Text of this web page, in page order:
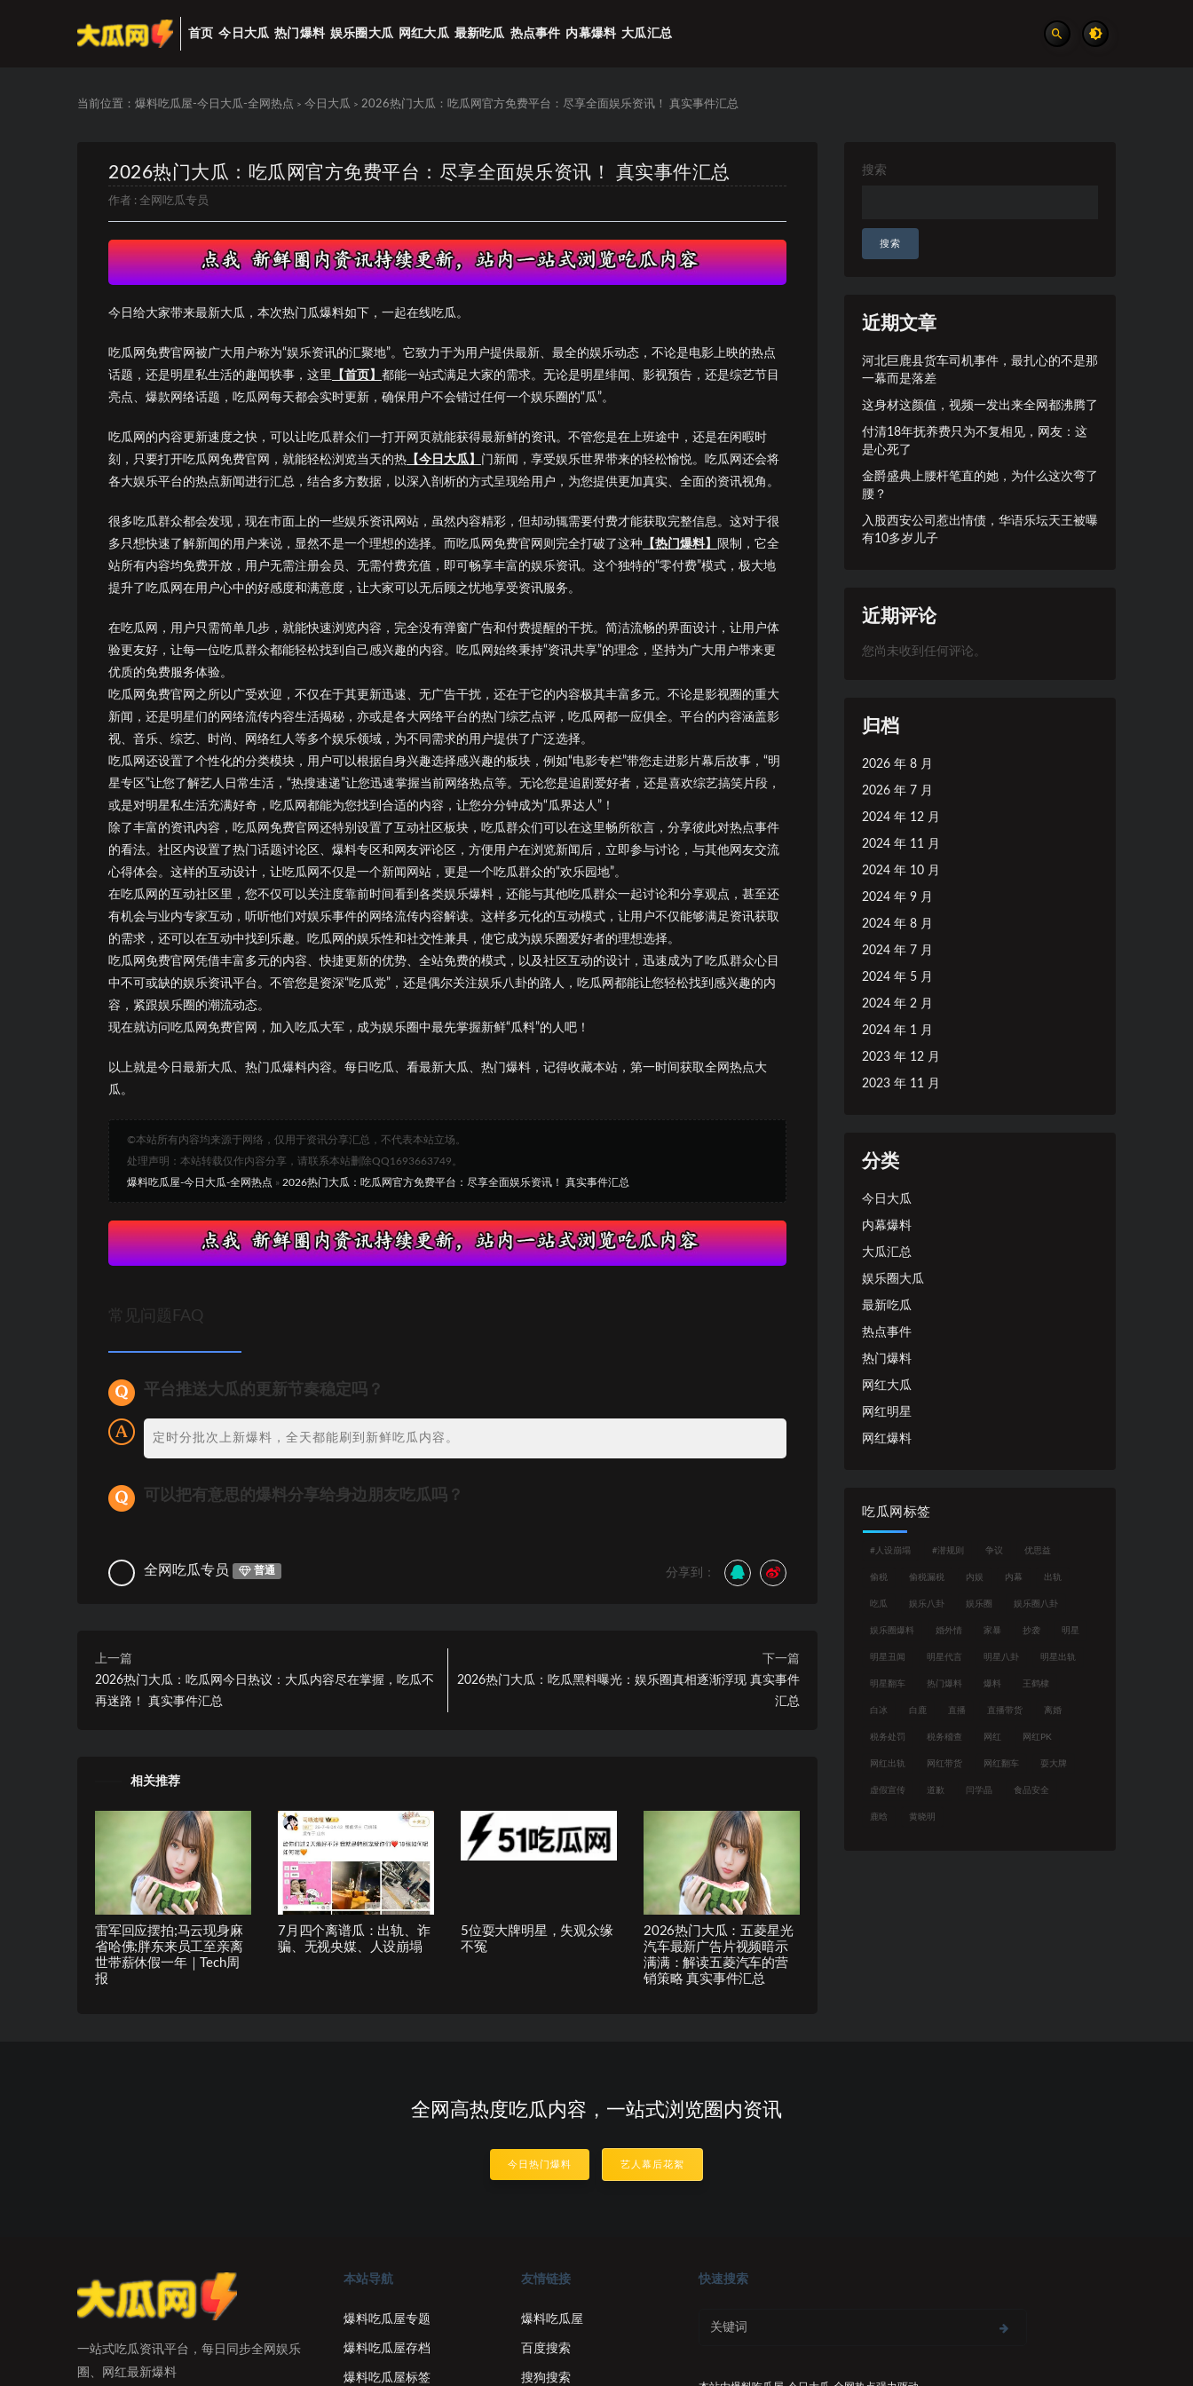
首页 今日大瓜 热门爆料 娱乐圈大瓜 网红大瓜 最新吃瓜 热点事件 内幕爆料 大瓜汇总
当前位置： 爆料吃瓜屋-今日大瓜-全网热点 > 今日大瓜 > 2026热门大瓜：吃瓜网官方免费平台：尽享全面娱乐资讯！ 真实事件汇总
2026热门大瓜：吃瓜网官方免费平台：尽享全面娱乐资讯！ 真实事件汇总
作者 : 全网吃瓜专员
今日给大家带来最新大瓜，本次热门瓜爆料如下，一起在线吃瓜。
吃瓜网免费官网被广大用户称为“娱乐资讯的汇聚地”。它致力于为用户提供最新、最全的娱乐动态，不论是电影上映的热点
话题，还是明星私生活的趣闻轶事，这里
【首页】 都能一站式满足大家的需求。无论是明星绯闻、影视预告，还是综艺节目
亮点、爆款网络话题，吃瓜网每天都会实时更新，确保用户不会错过任何一个娱乐圈的“瓜”。
吃瓜网的内容更新速度之快，可以让吃瓜群众们一打开网页就能获得最新鲜的资讯。不管您是在上班途中，还是在闲暇时
刻，只要打开吃瓜网免费官网，就能轻松浏览当天的热 【今日大瓜】 门新闻，享受娱乐世界带来的轻松愉悦。吃瓜网还会将
各大娱乐平台的热点新闻进行汇总，结合多方数据，以深入剖析的方式呈现给用户，为您提供更加真实、全面的资讯视角。
很多吃瓜群众都会发现，现在市面上的一些娱乐资讯网站，虽然内容精彩，但却动辄需要付费才能获取完整信息。这对于很
多只想快速了解新闻的用户来说，显然不是一个理想的选择。而吃瓜网免费官网则完全打破了这种 【热门爆料】
限制，它全
站所有内容均免费开放，用户无需注册会员、无需付费充值，即可畅享丰富的娱乐资讯。这个独特的“零付费”模式，极大地
提升了吃瓜网在用户心中的好感度和满意度，让大家可以无后顾之忧地享受资讯服务。
在吃瓜网，用户只需简单几步，就能快速浏览内容，完全没有弹窗广告和付费提醒的干扰。简洁流畅的界面设计，让用户体
验更友好，让每一位吃瓜群众都能轻松找到自己感兴趣的内容。吃瓜网始终秉持“资讯共享”的理念，坚持为广大用户带来更
优质的免费服务体验。
吃瓜网免费官网之所以广受欢迎，不仅在于其更新迅速、无广告干扰，还在于它的内容极其丰富多元。不论是影视圈的重大
新闻，还是明星们的网络流传内容生活揭秘，亦或是各大网络平台的热门综艺点评，吃瓜网都一应俱全。平台的内容涵盖影
视、音乐、综艺、时尚、网络红人等多个娱乐领域，为不同需求的用户提供了广泛选择。
吃瓜网还设置了个性化的分类模块，用户可以根据自身兴趣选择感兴趣的板块，例如“电影专栏”带您走进影片幕后故事，“明
星专区”让您了解艺人日常生活，“热搜速递”让您迅速掌握当前网络热点等。无论您是追剧爱好者，还是喜欢综艺搞笑片段，
或是对明星私生活充满好奇，吃瓜网都能为您找到合适的内容，让您分分钟成为“瓜界达人”！
除了丰富的资讯内容，吃瓜网免费官网还特别设置了互动社区板块，吃瓜群众们可以在这里畅所欲言，分享彼此对热点事件
的看法。社区内设置了热门话题讨论区、爆料专区和网友评论区，方便用户在浏览新闻后，立即参与讨论，与其他网友交流
心得体会。这样的互动设计，让吃瓜网不仅是一个新闻网站，更是一个吃瓜群众的“欢乐园地”。
在吃瓜网的互动社区里，您不仅可以关注度靠前时间看到各类娱乐爆料，还能与其他吃瓜群众一起讨论和分享观点，甚至还
有机会与业内专家互动，听听他们对娱乐事件的网络流传内容解读。这样多元化的互动模式，让用户不仅能够满足资讯获取
的需求，还可以在互动中找到乐趣。吃瓜网的娱乐性和社交性兼具，使它成为娱乐圈爱好者的理想选择。
吃瓜网免费官网凭借丰富多元的内容、快捷更新的优势、全站免费的模式，以及社区互动的设计，迅速成为了吃瓜群众心目
中不可或缺的娱乐资讯平台。不管您是资深“吃瓜党”，还是偶尔关注娱乐八卦的路人，吃瓜网都能让您轻松找到感兴趣的内
容，紧跟娱乐圈的潮流动态。
现在就访问吃瓜网免费官网，加入吃瓜大军，成为娱乐圈中最先掌握新鲜“瓜料”的人吧！
以上就是今日最新大瓜、热门瓜爆料内容。每日吃瓜、看最新大瓜、热门爆料，记得收藏本站，第一时间获取全网热点大
瓜。
©本站所有内容均来源于网络，仅用于资讯分享汇总，不代表本站立场。
处理声明：本站转载仅作内容分享，请联系本站删除QQ1693663749。
爆料吃瓜屋-今日大瓜-全网热点 » 2026热门大瓜：吃瓜网官方免费平台：尽享全面娱乐资讯！ 真实事件汇总
常见问题FAQ
平台推送大瓜的更新节奏稳定吗？
定时分批次上新爆料，全天都能刷到新鲜吃瓜内容。
可以把有意思的爆料分享给身边朋友吃瓜吗？
全网吃瓜专员 普通 分享到：
上一篇
2026热门大瓜：吃瓜网今日热议：大瓜内容尽在掌握，吃瓜不
再迷路！ 真实事件汇总
下一篇
2026热门大瓜：吃瓜黑料曝光：娱乐圈真相逐渐浮现 真实事件
汇总
相关推荐
雷军回应摆拍;马云现身麻
省哈佛;胖东来员工至亲离
世带薪休假一年｜Tech周
报
7月四个离谱瓜：出轨、诈
骗、无视央媒、人设崩塌
5位耍大牌明星，失观众缘
不冤
2026热门大瓜：五菱星光
汽车最新广告片视频暗示
满满：解读五菱汽车的营
销策略 真实事件汇总
搜索
搜索
近期文章
河北巨鹿县货车司机事件，最扎心的不是那
一幕而是落差
这身材这颜值，视频一发出来全网都沸腾了
付清18年抚养费只为不复相见，网友：这
是心死了
金爵盛典上腰杆笔直的她，为什么这次弯了
腰？
入股西安公司惹出情债，华语乐坛天王被曝
有10多岁儿子
近期评论
您尚未收到任何评论。
归档
2026 年 8 月
2026 年 7 月
2024 年 12 月
2024 年 11 月
2024 年 10 月
2024 年 9 月
2024 年 8 月
2024 年 7 月
2024 年 5 月
2024 年 2 月
2024 年 1 月
2023 年 12 月
2023 年 11 月
分类
今日大瓜
内幕爆料
大瓜汇总
娱乐圈大瓜
最新吃瓜
热点事件
热门爆料
网红大瓜
网红明星
网红爆料
吃瓜网标签
#人设崩塌 #潜规则 争议 优思益
偷税 偷税漏税 内娱 内幕 出轨
吃瓜 娱乐八卦 娱乐圈 娱乐圈八卦
娱乐圈爆料 婚外情 家暴 抄袭 明星
明星丑闻 明星代言 明星八卦 明星出轨
明星翻车 热门爆料 爆料 王鹤棣
白冰 白鹿 直播 直播带货 离婚
税务处罚 税务稽查 网红 网红PK
网红出轨 网红带货 网红翻车 耍大牌
虚假宣传 道歉 闫学晶 食品安全
鹿晗 黄晓明
全网高热度吃瓜内容，一站式浏览圈内资讯
今日热门爆料 艺人幕后花絮
一站式吃瓜资讯平台，每日同步全网娱乐
圈、网红最新爆料
本站导航
爆料吃瓜屋专题
爆料吃瓜屋存档
爆料吃瓜屋标签
友情链接
爆料吃瓜屋
百度搜索
搜狗搜索
快速搜索